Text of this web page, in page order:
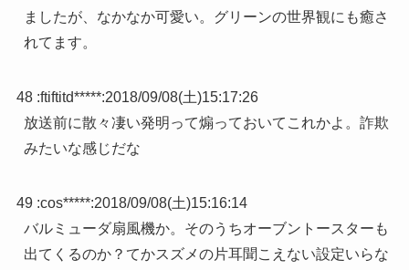
ましたが、なかなか可愛い。グリーンの世界観にも癒さ
れてます。
48 :ftiftitd*****:2018/09/08(土)15:17:26
放送前に散々凄い発明って煽っておいてこれかよ。詐欺
みたいな感じだな
49 :cos*****:2018/09/08(土)15:16:14
バルミューダ扇風機か。そのうちオーブントースターも
出てくるのか？てかスズメの片耳聞こえない設定いらな